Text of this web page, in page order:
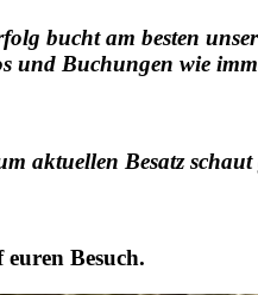
bucht am besten
und Buchungen wie
aktuellen Besatz
Besuch.